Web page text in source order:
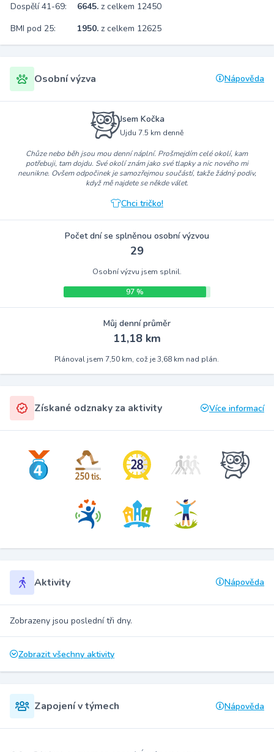
Dospělí 41-69:
6645. z celkem 12450
BMI pod 25:
1950. z celkem 12625
Osobní výzva Nápověda
Jsem Kočka
Ujdu 7.5 km denně
Chůze nebo běh jsou mou denní náplní. Prošmejdím celé okolí, kam
potřebuji, tam dojdu. Své okolí znám jako své tlapky a nic nového mi
neunikne. Ovšem odpočinek je samozřejmou součástí, takže žádný podiv,
když mě najdete se někde válet.
Chci tričko!
Počet dní se splněnou osobní výzvou
29
Osobní výzvu jsem splnil.
97 %
Můj denní průměr
11,18 km
Plánoval jsem 7,50 km, což je 3,68 km nad plán.
Získané odznaky za aktivity Více informací
Aktivity Nápověda
Zobrazeny jsou poslední tři dny.
Zobrazit všechny aktivity
Zapojení v týmech Nápověda